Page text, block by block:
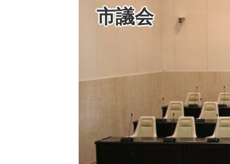
市議会